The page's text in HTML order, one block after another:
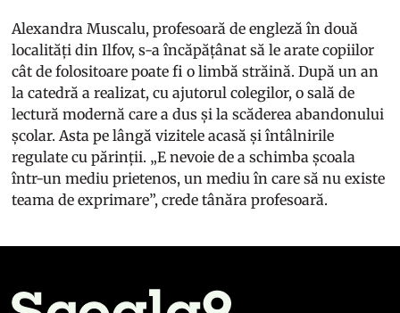
Alexandra Muscalu, profesoară de engleză în două
localități din Ilfov, s-a încăpățânat să le arate copiilor
cât de folositoare poate fi o limbă străină. După un an
la catedră a realizat, cu ajutorul colegilor, o sală de
lectură modernă care a dus și la scăderea abandonului
școlar. Asta pe lângă vizitele acasă și întâlnirile
regulate cu părinții. „E nevoie de a schimba școala
într-un mediu prietenos, un mediu în care să nu existe
teama de exprimare”, crede tânăra profesoară.